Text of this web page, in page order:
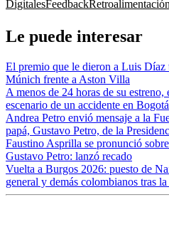
DigitalesFeedbackRetroalimentación
Le puede interesar
El premio que le dieron a Luis Díaz
Múnich frente a Aston Villa
A menos de 24 horas de su
escenario de un accidente en Bogotá
Andrea Petro envió mensaje a la
papá, Gustavo Petro, de la
Faustino Asprilla se pronunció
Gustavo Petro: lanzó recado
Vuelta a Burgos 2026: puesto de
general y demás colombianos tras la